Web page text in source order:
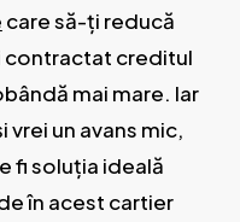
care să-ți reducă
contractat creditul
mai mare. Iar
vrei un avans mic,
fi soluția ideală
în acest cartier